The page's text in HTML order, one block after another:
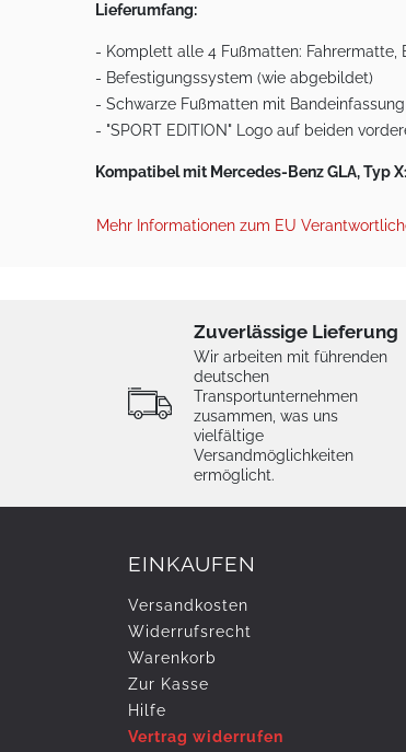
Lieferumfang:
- Komplett alle 4 Fußmatten: Fahrermatte,
- Befestigungssystem (wie abgebildet)
- Schwarze Fußmatten mit
- "SPORT EDITION" Logo auf beiden
Kompatibel mit Mercedes-Benz GLA, Typ
Mehr Informationen zum EU
Zuverlässige Lieferung
Wir arbeiten mit führenden
deutschen
Transportunternehmen
zusammen, was uns
vielfältige
Versandmöglichkeiten
ermöglicht.
EINKAUFEN
Versandkosten
Widerrufs­recht
Warenkorb
Zur Kasse
Hilfe
Vertrag widerrufen